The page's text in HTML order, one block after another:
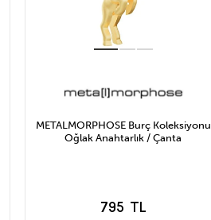
METALMORPHOSE Burç Koleksiyonu
Oğlak Anahtarlık / Çanta
795 TL